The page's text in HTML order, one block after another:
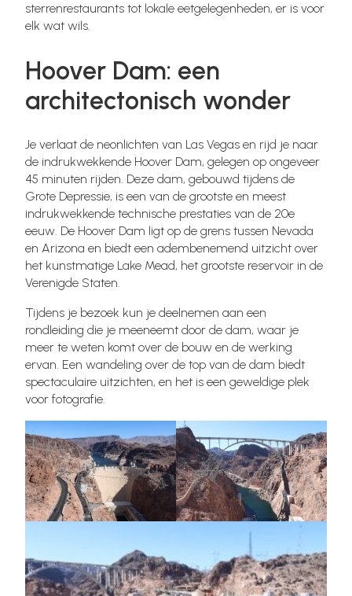
sterrenrestaurants tot lokale eetgelegenheden, er is voor
elk wat wils.
Hoover Dam: een
architectonisch wonder
Je verlaat de neonlichten van Las Vegas en rijd je naar
de indrukwekkende Hoover Dam, gelegen op ongeveer
45 minuten rijden. Deze dam, gebouwd tijdens de
Grote Depressie, is een van de grootste en meest
indrukwekkende technische prestaties van de 20e
eeuw. De Hoover Dam ligt op de grens tussen Nevada
en Arizona en biedt een adembenemend uitzicht over
het kunstmatige Lake Mead, het grootste reservoir in de
Verenigde Staten.
Tijdens je bezoek kun je deelnemen aan een
rondleiding die je meeneemt door de dam, waar je
meer te weten komt over de bouw en de werking
ervan. Een wandeling over de top van de dam biedt
spectaculaire uitzichten, en het is een geweldige plek
voor fotografie.